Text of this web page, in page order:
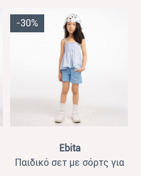
-30%
Ebita
Παιδικό σετ με σόρτς για